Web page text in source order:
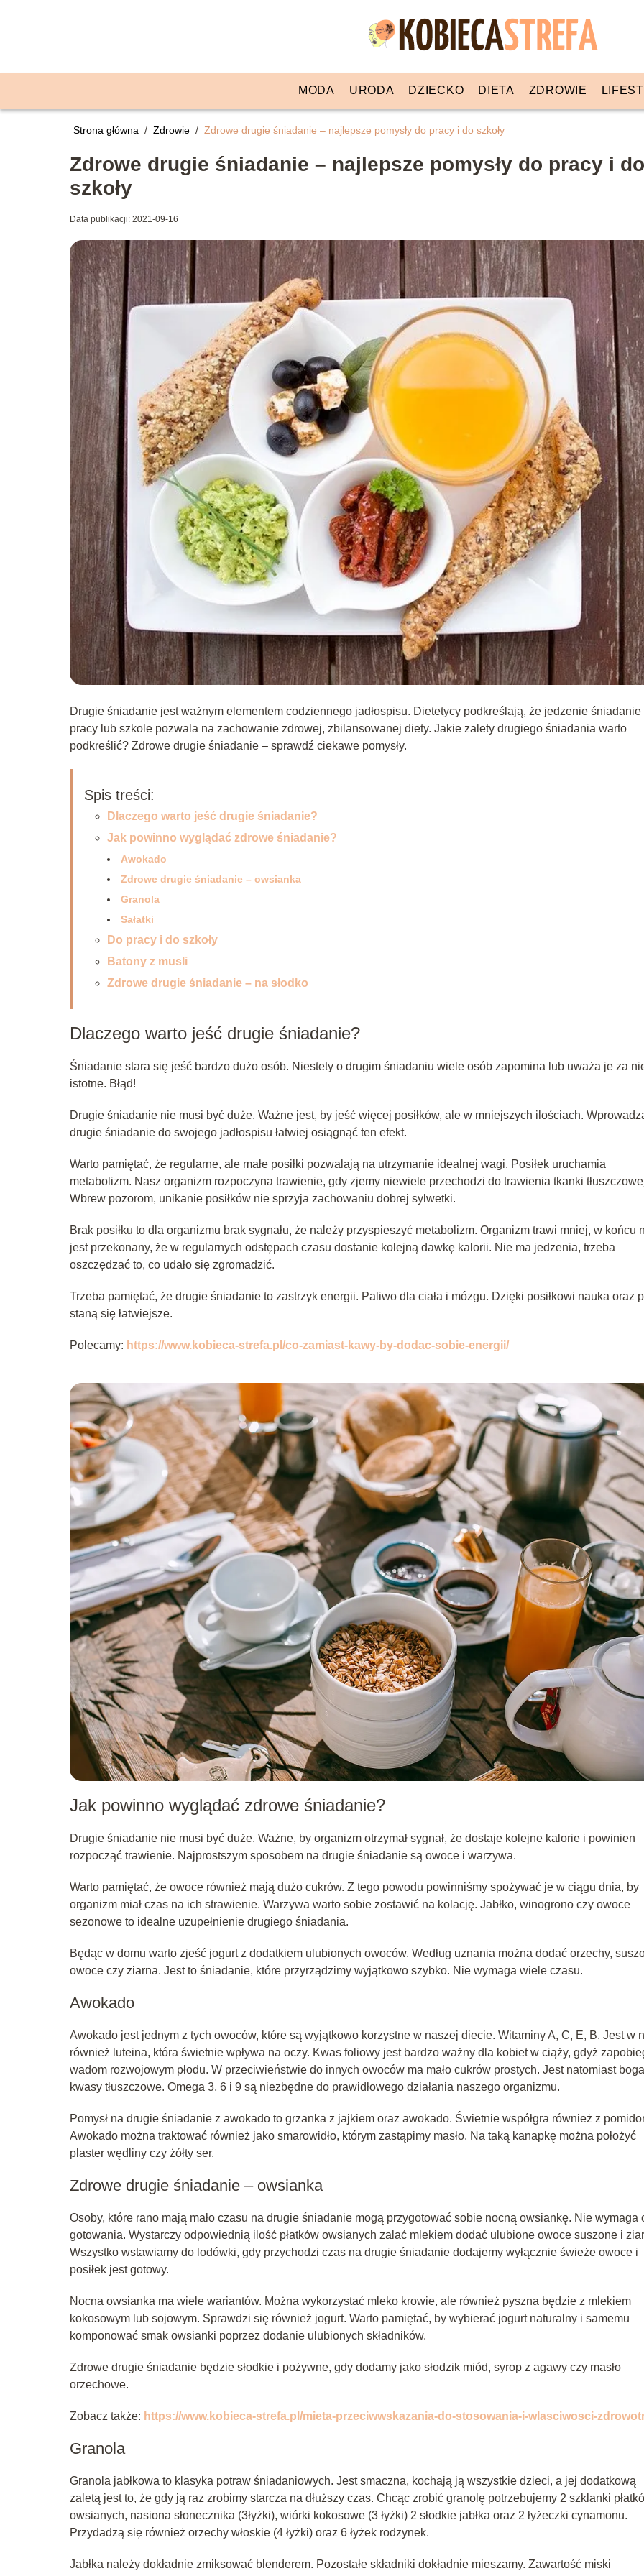
MODA URODA DZIECKO DIETA ZDROWIE
Strona główna / Zdrowie / Zdrowe drugie śniadanie – najlepsze pomysły do pracy i do szkoły
Zdrowe drugie śniadanie – najlepsze pomysły do pracy i do
szkoły
Data publikacji: 2021-09-16
Drugie śniadanie jest ważnym elementem codziennego jadłospisu. Dietetycy podkreślają, że jedzenie śniadanie
pracy lub szkole pozwala na zachowanie zdrowej, zbilansowanej diety. Jakie zalety drugiego śniadania warto
podkreślić? Zdrowe drugie śniadanie – sprawdź ciekawe pomysły.
Spis treści:
Dlaczego warto jeść drugie śniadanie?
Jak powinno wyglądać zdrowe śniadanie?
Awokado
Zdrowe drugie śniadanie – owsianka
Granola
Sałatki
Do pracy i do szkoły
Batony z musli
Zdrowe drugie śniadanie – na słodko
Dlaczego warto jeść drugie śniadanie?
Śniadanie stara się jeść bardzo dużo osób. Niestety o drugim śniadaniu wiele osób zapomina lub uważa je za
istotne. Błąd!
Drugie śniadanie nie musi być duże. Ważne jest, by jeść więcej posiłków, ale w mniejszych ilościach.
drugie śniadanie do swojego jadłospisu łatwiej osiągnąć ten efekt.
Warto pamiętać, że regularne, ale małe posiłki pozwalają na utrzymanie idealnej wagi. Posiłek uruchamia
metabolizm. Nasz organizm rozpoczyna trawienie, gdy zjemy niewiele przechodzi do trawienia tkanki
Wbrew pozorom, unikanie posiłków nie sprzyja zachowaniu dobrej sylwetki.
Brak posiłku to dla organizmu brak sygnału, że należy przyspieszyć metabolizm. Organizm trawi mniej, w końcu
jest przekonany, że w regularnych odstępach czasu dostanie kolejną dawkę kalorii. Nie ma jedzenia, trzeba
oszczędzać to, co udało się zgromadzić.
Trzeba pamiętać, że drugie śniadanie to zastrzyk energii. Paliwo dla ciała i mózgu. Dzięki posiłkowi nauka oraz
staną się łatwiejsze.
Polecamy: https://www.kobieca-strefa.pl/co-zamiast-kawy-by-dodac-sobie-energii/
Jak powinno wyglądać zdrowe śniadanie?
Drugie śniadanie nie musi być duże. Ważne, by organizm otrzymał sygnał, że dostaje kolejne kalorie i powinien
rozpocząć trawienie. Najprostszym sposobem na drugie śniadanie są owoce i warzywa.
Warto pamiętać, że owoce również mają dużo cukrów. Z tego powodu powinniśmy spożywać je w ciągu dnia, by
organizm miał czas na ich strawienie. Warzywa warto sobie zostawić na kolację. Jabłko, winogrono czy owoce
sezonowe to idealne uzupełnienie drugiego śniadania.
Będąc w domu warto zjeść jogurt z dodatkiem ulubionych owoców. Według uznania można dodać orzechy,
owoce czy ziarna. Jest to śniadanie, które przyrządzimy wyjątkowo szybko. Nie wymaga wiele czasu.
Awokado
Awokado jest jednym z tych owoców, które są wyjątkowo korzystne w naszej diecie. Witaminy A, C, E, B. Jest w
również luteina, która świetnie wpływa na oczy. Kwas foliowy jest bardzo ważny dla kobiet w ciąży, gdyż
wadom rozwojowym płodu. W przeciwieństwie do innych owoców ma mało cukrów prostych. Jest natomiast
kwasy tłuszczowe. Omega 3, 6 i 9 są niezbędne do prawidłowego działania naszego organizmu.
Pomysł na drugie śniadanie z awokado to grzanka z jajkiem oraz awokado. Świetnie współgra również z
Awokado można traktować również jako smarowidło, którym zastąpimy masło. Na taką kanapkę można położyć
plaster wędliny czy żółty ser.
Zdrowe drugie śniadanie – owsianka
Osoby, które rano mają mało czasu na drugie śniadanie mogą przygotować sobie nocną owsiankę. Nie wymaga
gotowania. Wystarczy odpowiednią ilość płatków owsianych zalać mlekiem dodać ulubione owoce suszone i
Wszystko wstawiamy do lodówki, gdy przychodzi czas na drugie śniadanie dodajemy wyłącznie świeże owoce i
posiłek jest gotowy.
Nocna owsianka ma wiele wariantów. Można wykorzystać mleko krowie, ale również pyszna będzie z mlekiem
kokosowym lub sojowym. Sprawdzi się również jogurt. Warto pamiętać, by wybierać jogurt naturalny i samemu
komponować smak owsianki poprzez dodanie ulubionych składników.
Zdrowe drugie śniadanie będzie słodkie i pożywne, gdy dodamy jako słodzik miód, syrop z agawy czy masło
orzechowe.
Zobacz także: https://www.kobieca-strefa.pl/mieta-przeciwwskazania-do-stosowania-i-wlasciwosci-
Granola
Granola jabłkowa to klasyka potraw śniadaniowych. Jest smaczna, kochają ją wszystkie dzieci, a jej dodatkową
zaletą jest to, że gdy ją raz zrobimy starcza na dłuższy czas. Chcąc zrobić granolę potrzebujemy 2 szklanki
owsianych, nasiona słonecznika (3łyżki), wiórki kokosowe (3 łyżki) 2 słodkie jabłka oraz 2 łyżeczki cynamonu.
Przydadzą się również orzechy włoskie (4 łyżki) oraz 6 łyżek rodzynek.
Jabłka należy dokładnie zmiksować blenderem. Pozostałe składniki dokładnie mieszamy. Zawartość miski